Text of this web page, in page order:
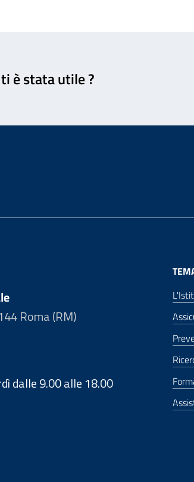
è stata utile ?
Roma (RM)
dalle 9.00 alle 18.00